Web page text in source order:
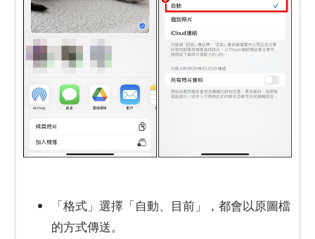
「格式」選擇「自動、目前」，都會以原圖檔
的方式傳送。